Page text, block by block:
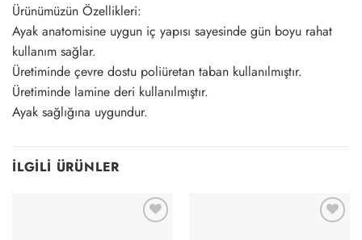
Ürünümüzün Özellikleri:
Ayak anatomisine uygun iç yapısı sayesinde gün boyu rahat
kullanım sağlar.
Üretiminde çevre dostu poliüretan taban kullanılmıştır.
Üretiminde lamine deri kullanılmıştır.
Ayak sağlığına uygundur.
İLGILI ÜRÜNLER